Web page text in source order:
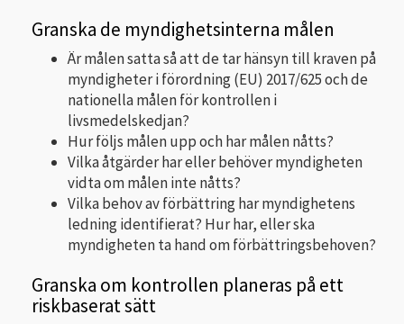
Granska de myndighetsinterna målen
Är målen satta så att de tar hänsyn till kraven på
myndigheter i förordning (EU) 2017/625 och de
nationella målen för kontrollen i
livsmedelskedjan?
Hur följs målen upp och har målen nåtts?
Vilka åtgärder har eller behöver myndigheten
vidta om målen inte nåtts?
Vilka behov av förbättring har myndighetens
ledning identifierat? Hur har, eller ska
myndigheten ta hand om förbättringsbehoven?
Granska om kontrollen planeras på ett
riskbaserat sätt